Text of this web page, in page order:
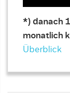
*) danach
monatlich
Überblick